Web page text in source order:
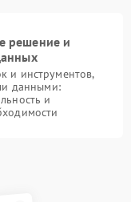
решение и
и инструментов,
данными:
и